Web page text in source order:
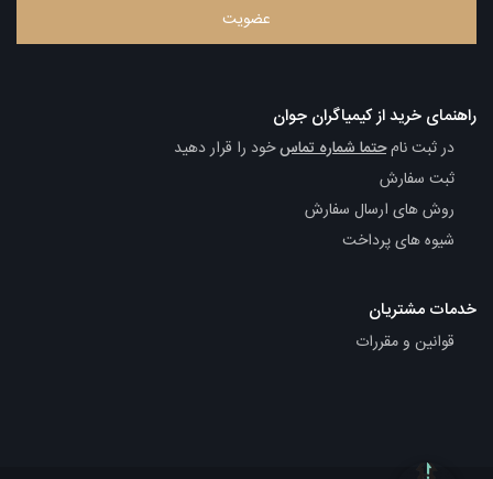
راهنمای خرید از کیمیاگران جوان
در ثبت نامحتما شماره تماسخود را قرار دهید
ثبت سفارش
روش های ارسال سفارش
شیوه های پرداخت
خدمات مشتریان
قوانین و مقررات